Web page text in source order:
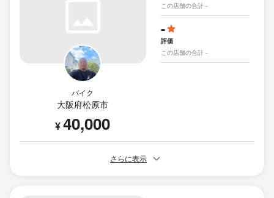
バイク
大阪府松原市
¥40,000
この店舗の合計 -
-
評価
この店舗の合計 -
さらに表示